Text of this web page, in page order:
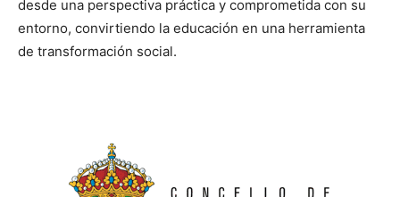
desde una perspectiva práctica y comprometida con su
entorno, convirtiendo la educación en una herramienta
de transformación social.